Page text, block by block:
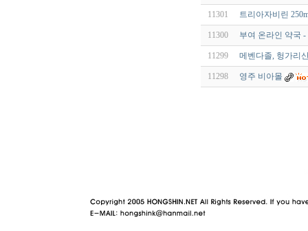
11301 트리아자비린
11300 부여 온라인 약국
11299 메벤다졸, 헝가리
11298 영주 비아몰